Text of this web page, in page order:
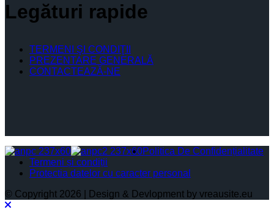
Legături rapide
TERMENI ŞI CONDIŢII
PREZENTARE GENERALĂ
CONTACTEAZĂ-NE
Politica De Confidențialitate
Termeni și condiții
Protectia datelor cu caracter personal
© Copyright 2026 | Design & Devlopment by vreausite.eu